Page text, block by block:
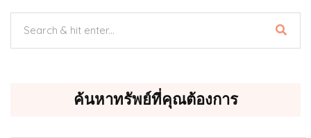
ค้นหาทรัพย์ที่คุณต้องการ